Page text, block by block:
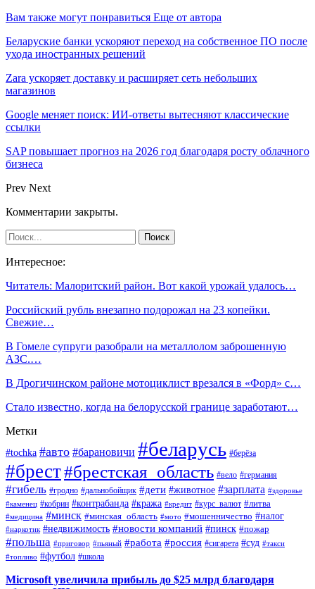
Вам также могут понравиться Еще от автора
Беларуские банки ускоряют переход на собственное ПО после
ухода иностранных решений
Zara ускоряет доставку и расширяет сеть небольших
магазинов
Google меняет поиск: ИИ-ответы вытесняют классические
ссылки
SAP повышает прогноз на 2026 год благодаря росту облачного
бизнеса
Prev Next
Комментарии закрыты.
Интересное:
Читатель: Малоритский район. Вот какой урожай удалось…
Российский рубль внезапно подорожал на 23 копейки.
Свежие…
В Гомеле супруги разобрали на металлолом заброшенную
АЗС.…
В Дрогичинском районе мотоциклист врезался в «Форд» с…
Стало известно, когда на белорусской границе заработают…
Метки
#tochka #авто #барановичи #беларусь #берёза
#брест#брестская_область #вело #германия
#гибель #гродно #дальнобойщик #дети #животное #зарплата #здоровье
#каменец #кобрин #контрабанда #кража #кредит #курс_валют #литва
#медицина #минск #минская_область #мото #мошенничество #налог
#наркотик #недвижимость #новости компаний #пинск #пожар
#польша #приговор #пьяный #работа #россия #сигарета #суд #такси
#топливо #футбол #школа
Microsoft увеличила прибыль до $25 млрд благодаря